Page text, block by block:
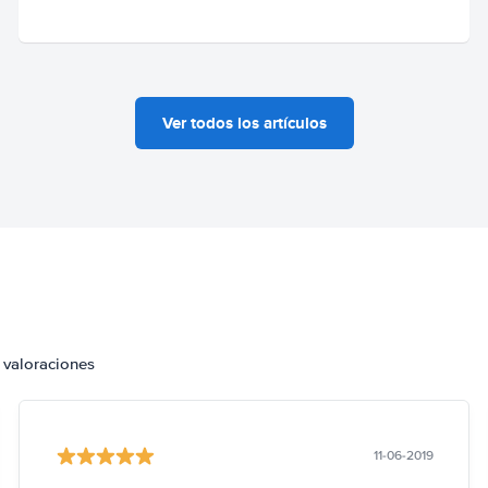
Ver todos los artículos
11-06-2019